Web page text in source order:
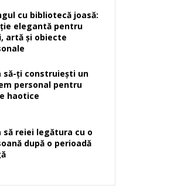
cu bibliotecă joasă:
elegantă pentru
artă și obiecte
să-ți construiești un
personal pentru
haotice
să reiei legătura cu o
după o perioadă